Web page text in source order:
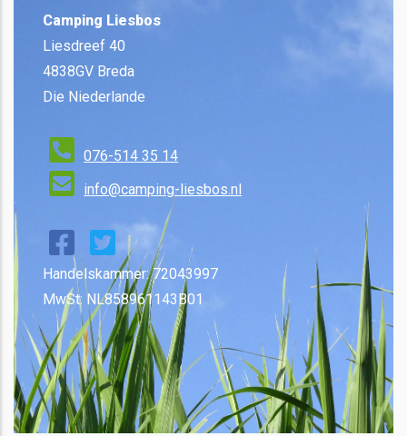
Camping Liesbos
Liesdreef 40
4838GV Breda
Die Niederlande
076-514 35 14
info@camping-liesbos.nl
Handelskammer: 72043997
MwSt: NL858961143B01